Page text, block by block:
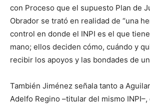
con Proceso que el supuesto Plan de
Obrador se trató en realidad de “una
control en donde el INPI es el que
mano; ellos deciden cómo, cuándo y
recibir los apoyos y las bondades de
También Jiménez señala tanto a
Adelfo Regino –titular del mismo INPI–,